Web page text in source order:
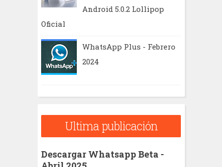
Android 5.0.2 Lollipop
Oficial
WhatsApp Plus - Febrero
2024
Ultima publicación
Descargar Whatsapp Beta -